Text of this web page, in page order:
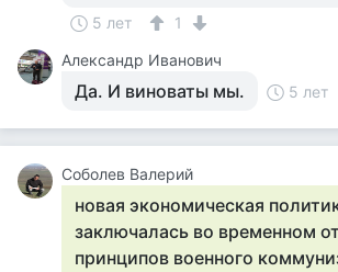
5 лет
1
Александр Иванович
Да. И виноваты мы. 5 лет
Соболев Валерий
новая экономическая
заключалась во временном
принципов военного